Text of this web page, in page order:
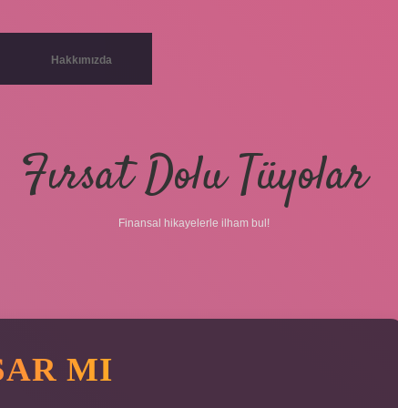
Hakkımızda
Fırsat Dolu Tüyolar
Finansal hikayelerle ilham bul!
MI